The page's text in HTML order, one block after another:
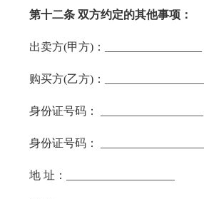
第十二条 双方约定的其他事项：
出卖方(甲方)：_________________
购买方(乙方)：__________________
身份证号码： __________________
身份证号码： ___________________
地 址：___________________